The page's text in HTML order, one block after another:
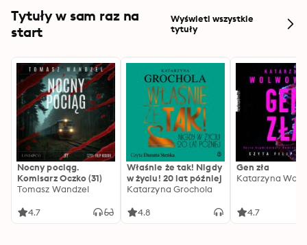
Tytuły w sam raz na
start
Wyświetl wszystkie
tytuły
Nocny pociąg.
Komisarz Oczko (31)
Tomasz Wandzel
4.7
Właśnie że tak! Nigdy
w życiu! 20 lat później
Katarzyna Grochola
4.8
Gen zła
Katarzyna
4.7